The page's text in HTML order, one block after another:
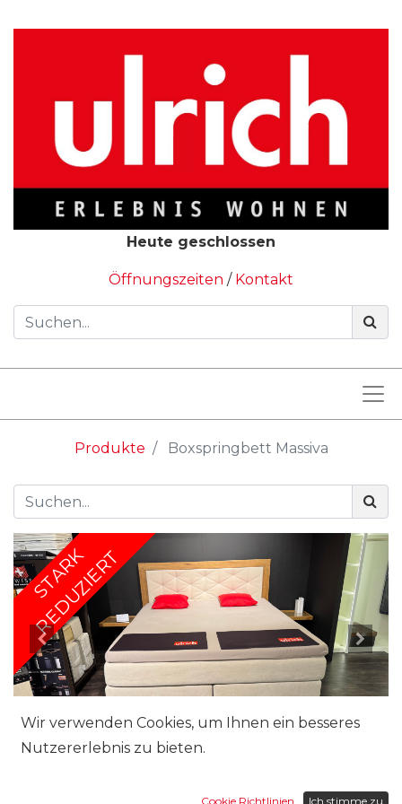
Heute geschlossen
Öffnungszeiten / Kontakt
Produkte Boxspringbett Massiva
STARK
REDUZIERT
Wir verwenden Cookies, um Ihnen ein besseres
Nutzererlebnis zu bieten.
Cookie Richtlinien Ich stimme zu